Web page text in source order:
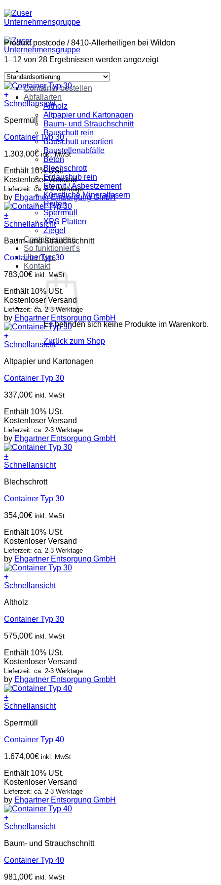
Zum
Inhalt
springen
Container bestellen
Abfallarten
Altholz
Altpapier und Kartonagen
Baum- und Strauchschnitt
Bauschutt rein
Bauschutt unsortiert
Baustellenabfälle
Beton
Blechschrott
Erdaushub rein
Eternit / Asbestzement
Künstliche Mineralfasern
Reifen
Sperrmüll
XPS Platten
Ziegel
Containerarten
So funktioniert’s
Über uns
Kontakt
Es befinden sich keine Produkte im Warenkorb.
Zurück zum Shop
Produkt postcode /8410-Allerheiligen bei Wildon
1–12 von 28 Ergebnissen werden angezeigt
+
Schnellansicht
Sperrmüll
Container Typ 30
1.303,00€ inkl. MwSt
Enthält 10% USt.
Kostenloser Versand
Lieferzeit: ca. 2-3 Werktage
by Ehgartner Entsorgung GmbH
+
Schnellansicht
Baum- und Strauchschnitt
Container Typ 30
783,00€ inkl. MwSt
Enthält 10% USt.
Kostenloser Versand
Lieferzeit: ca. 2-3 Werktage
by Ehgartner Entsorgung GmbH
+
Schnellansicht
Altpapier und Kartonagen
Container Typ 30
337,00€ inkl. MwSt
Enthält 10% USt.
Kostenloser Versand
Lieferzeit: ca. 2-3 Werktage
by Ehgartner Entsorgung GmbH
+
Schnellansicht
Blechschrott
Container Typ 30
354,00€ inkl. MwSt
Enthält 10% USt.
Kostenloser Versand
Lieferzeit: ca. 2-3 Werktage
by Ehgartner Entsorgung GmbH
+
Schnellansicht
Altholz
Container Typ 30
575,00€ inkl. MwSt
Enthält 10% USt.
Kostenloser Versand
Lieferzeit: ca. 2-3 Werktage
by Ehgartner Entsorgung GmbH
+
Schnellansicht
Sperrmüll
Container Typ 40
1.674,00€ inkl. MwSt
Enthält 10% USt.
Kostenloser Versand
Lieferzeit: ca. 2-3 Werktage
by Ehgartner Entsorgung GmbH
+
Schnellansicht
Baum- und Strauchschnitt
Container Typ 40
981,00€ inkl. MwSt